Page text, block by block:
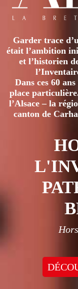
Garder trace
était l’ambition
et l’historien
Dans ces 60
place
l’Alsace – la
canton de